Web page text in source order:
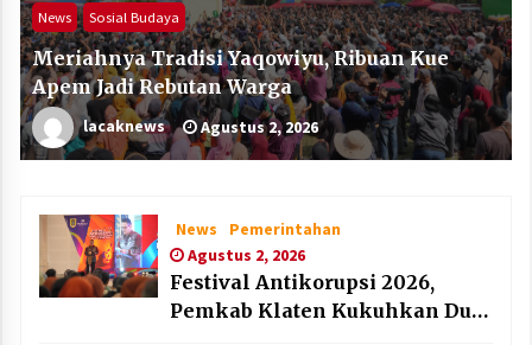
News Sosial Budaya
Meriahnya Tradisi Yaqowiyu, Ribuan Kue
Apem Jadi Rebutan Warga
lacaknews Agustus 2, 2026
News
Pemerintahan
Agustus 2, 2026
Festival Antikorupsi 2026,
Pemkab Klaten Kukuhkan Duta